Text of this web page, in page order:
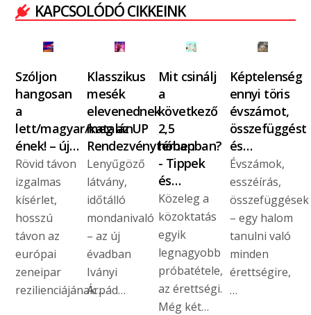
KAPCSOLÓDÓ CIKKEINK
Szóljon
hangosan
a
lett/magyar/katalán
ének! – új…
Rövid távon
izgalmas
kísérlet,
hosszú
távon az
európai
zeneipar
rezilienciájának…
Klasszikus
mesék
elevenednek
meg az UP
Rendezvénytérben
Lenyűgöző
látvány,
időtálló
mondanivaló
– az új
évadban
Iványi
Árpád…
Mit csinálj
a
következő
2,5
hónapban?
- Tippek
és…
Közeleg a
közoktatás
egyik
legnagyobb
próbatétele,
az érettségi.
Még két…
Képtelenség
ennyi töris
évszámot,
összefüggést
és…
Évszámok,
esszéírás,
összefüggések
– egy halom
tanulni való
minden
érettségire,
…